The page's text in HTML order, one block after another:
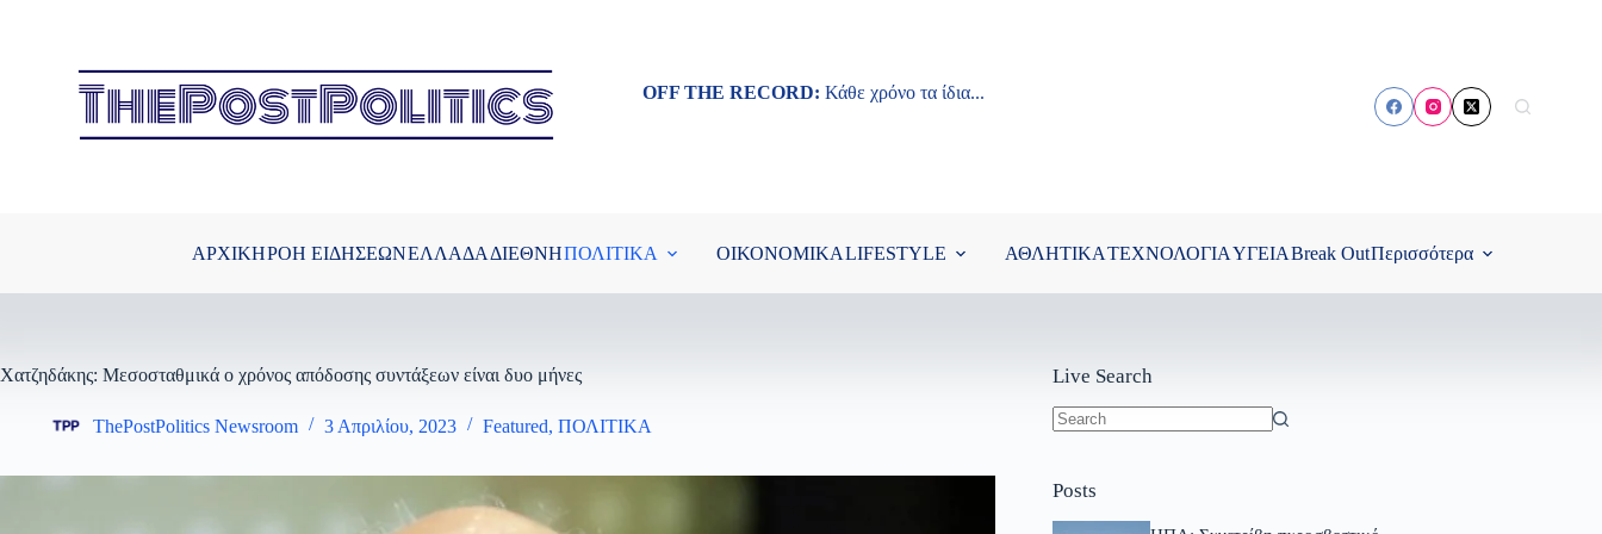
OFF THE RECORD: Κάθε χρόνο τα ίδια...
ΑΡΧΙΚΗΡΟΗ ΕΙΔΗΣΕΩΝΕΛΛΑΔΑ ΔΙΕΘΝΗΠΟΛΙΤΙΚΑ ΟΙΚΟΝΟΜΙΚΑLIFESTYLE ΑΘΛΗΤΙΚΑΤΕΧΝΟΛΟΓΙΑΥΓΕΙΑBreak OutΠερισσότερα
Χατζηδάκης: Μεσοσταθμικά ο χρόνος απόδοσης συντάξεων είναι δυο μήνες
ThePostPolitics Newsroom 3 Απριλίου, 2023 Featured, ΠΟΛΙΤΙΚΑ
Live Search
Posts